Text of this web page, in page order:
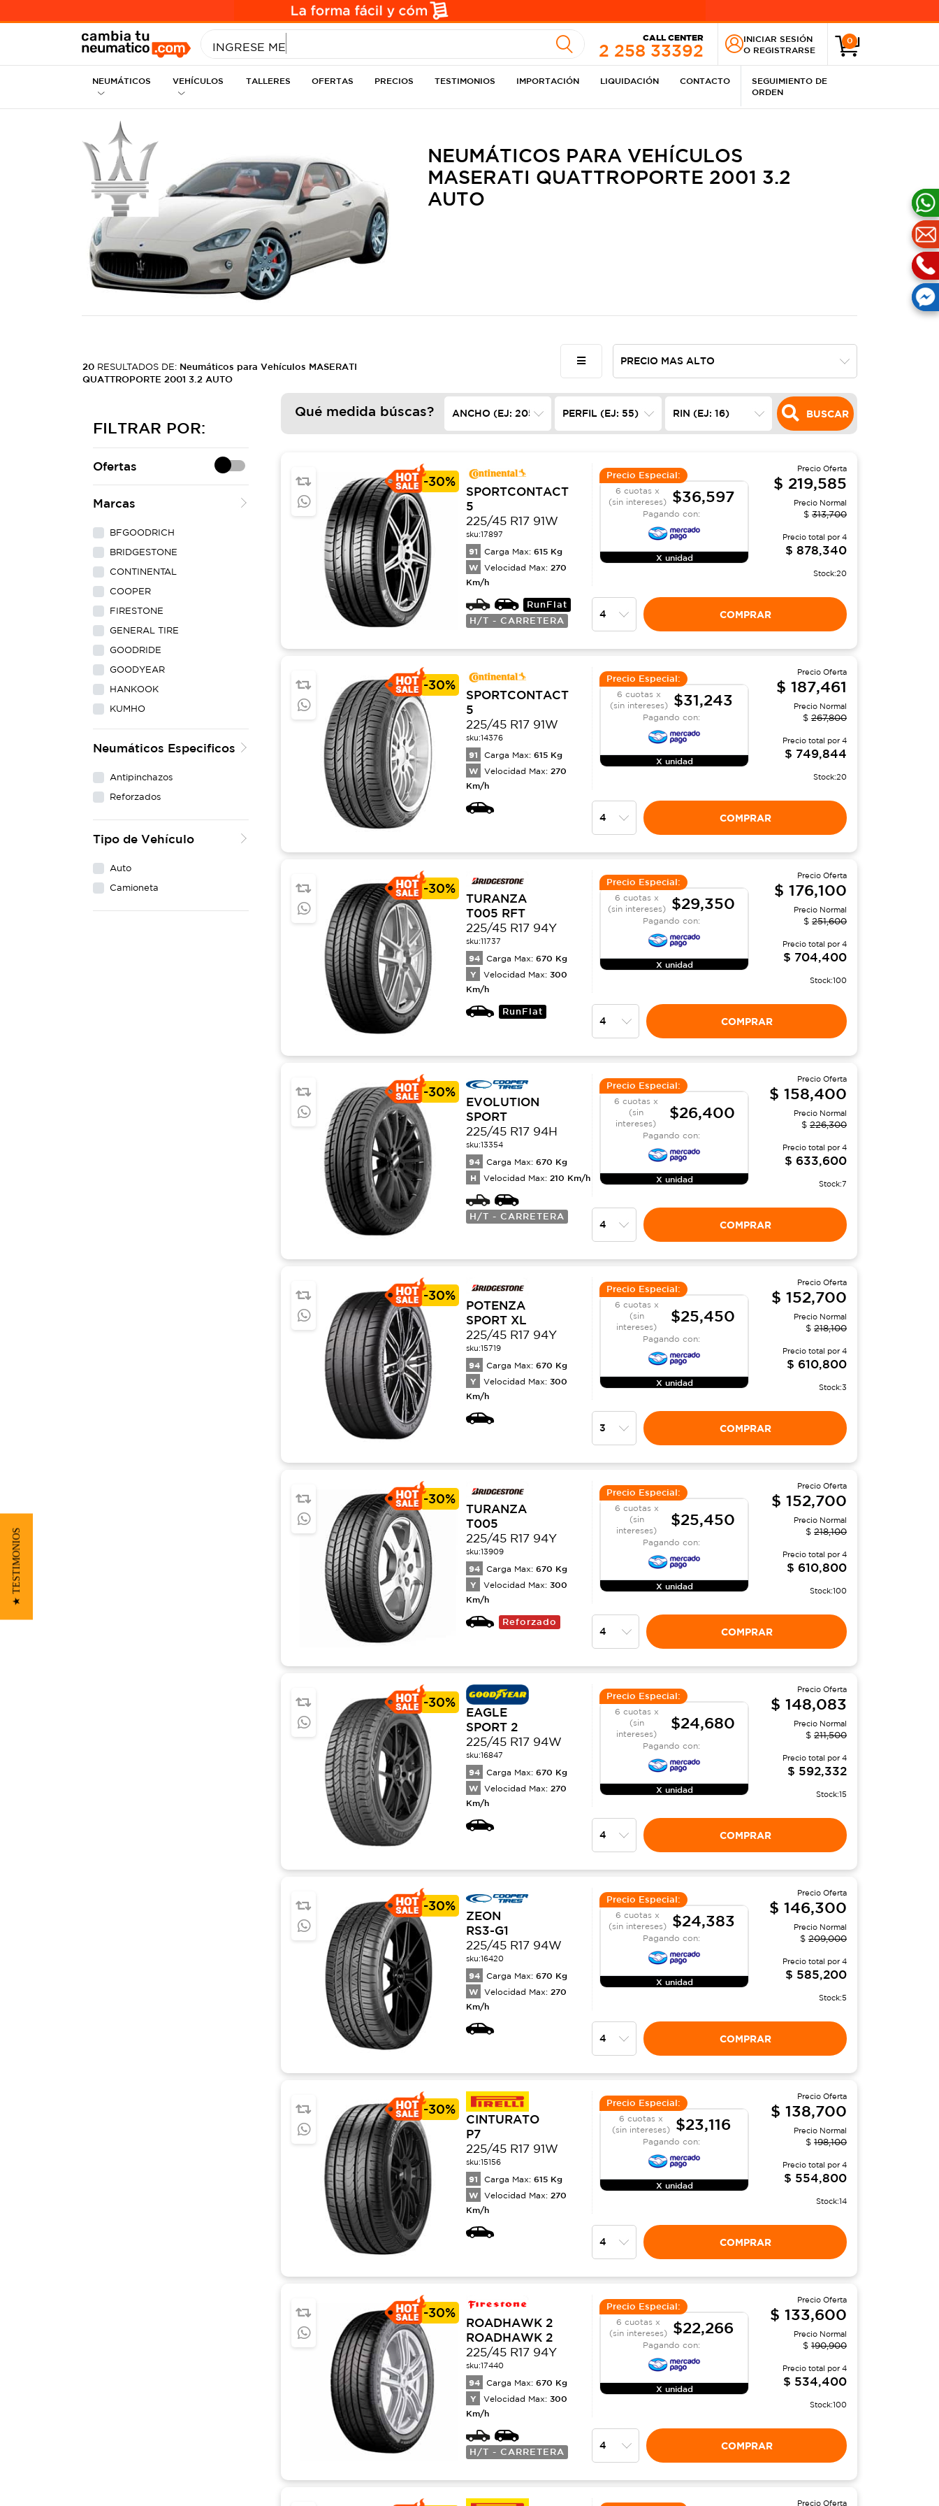
INGRESE MEDIDA
CALL CENTER
2 258 33392
INICIAR SESIÓN
O REGISTRARSE
0
NEUMÁTICOS VEHÍCULOS TALLERES OFERTAS PRECIOS TESTIMONIOS IMPORTACIÓN LIQUIDACIÓN CONTACTO
SEGUIMIENTO DE
ORDEN
NEUMÁTICOS PARA VEHÍCULOS
MASERATI QUATTROPORTE 2001 3.2
AUTO
20 RESULTADOS DE: Neumáticos para Vehículos MASERATI
QUATTROPORTE 2001 3.2 AUTO
FILTRAR POR:
Ofertas
Marcas
BFGOODRICH
BRIDGESTONE
CONTINENTAL
COOPER
FIRESTONE
GENERAL TIRE
GOODRIDE
GOODYEAR
HANKOOK
KUMHO
LING LONG
MAXXIS
YOKOHAMA
Neumáticos Especificos
Antipinchazos
Reforzados
Tipo de Vehículo
Auto
Camioneta
Qué medida búscas? BUSCAR
-30%
SPORTCONTACT
5
225/45 R17 91W
sku:17897
91 Carga Max: 615 Kg
W Velocidad Max: 270
Km/h
RunFlat
H/T - CARRETERA
Precio Especial:
6 cuotas x
(sin intereses)
$36,597
Pagando con:
X unidad
Precio Oferta
$ 219,585
Precio Normal
$ 313,700
Precio total por4
$ 878,340
Stock:20
COMPRAR
-30%
SPORTCONTACT
5
225/45 R17 91W
sku:14376
91 Carga Max: 615 Kg
W Velocidad Max: 270
Km/h
Precio Especial:
6 cuotas x
(sin intereses)
$31,243
Pagando con:
X unidad
Precio Oferta
$ 187,461
Precio Normal
$ 267,800
Precio total por4
$ 749,844
Stock:20
COMPRAR
-30%
TURANZA
T005 RFT
225/45 R17 94Y
sku:11737
94 Carga Max: 670 Kg
Y Velocidad Max: 300
Km/h
RunFlat
Precio Especial:
6 cuotas x
(sin intereses)
$29,350
Pagando con:
X unidad
Precio Oferta
$ 176,100
Precio Normal
$ 251,600
Precio total por4
$ 704,400
Stock:100
COMPRAR
-30%
EVOLUTION
SPORT
225/45 R17 94H
sku:13354
94 Carga Max: 670 Kg
H Velocidad Max: 210 Km/h
H/T - CARRETERA
Precio Especial:
6 cuotas x
(sin
intereses)
$26,400
Pagando con:
X unidad
Precio Oferta
$ 158,400
Precio Normal
$ 226,300
Precio total por4
$ 633,600
Stock:7
COMPRAR
-30%
POTENZA
SPORT XL
225/45 R17 94Y
sku:15719
94 Carga Max: 670 Kg
Y Velocidad Max: 300
Km/h
Precio Especial:
6 cuotas x
(sin
intereses)
$25,450
Pagando con:
X unidad
Precio Oferta
$ 152,700
Precio Normal
$ 218,100
Precio total por4
$ 610,800
Stock:3
COMPRAR
-30%
TURANZA
T005
225/45 R17 94Y
sku:13909
94 Carga Max: 670 Kg
Y Velocidad Max: 300
Km/h
Reforzado
Precio Especial:
6 cuotas x
(sin
intereses)
$25,450
Pagando con:
X unidad
Precio Oferta
$ 152,700
Precio Normal
$ 218,100
Precio total por4
$ 610,800
Stock:100
COMPRAR
-30%
EAGLE
SPORT 2
225/45 R17 94W
sku:16847
94 Carga Max: 670 Kg
W Velocidad Max: 270
Km/h
Precio Especial:
6 cuotas x
(sin
intereses)
$24,680
Pagando con:
X unidad
Precio Oferta
$ 148,083
Precio Normal
$ 211,500
Precio total por4
$ 592,332
Stock:15
COMPRAR
-30%
ZEON
RS3-G1
225/45 R17 94W
sku:16420
94 Carga Max: 670 Kg
W Velocidad Max: 270
Km/h
Precio Especial:
6 cuotas x
(sin intereses)
$24,383
Pagando con:
X unidad
Precio Oferta
$ 146,300
Precio Normal
$ 209,000
Precio total por4
$ 585,200
Stock:5
COMPRAR
-30%
CINTURATO
P7
225/45 R17 91W
sku:15156
91 Carga Max: 615 Kg
W Velocidad Max: 270
Km/h
Precio Especial:
6 cuotas x
(sin intereses)
$23,116
Pagando con:
X unidad
Precio Oferta
$ 138,700
Precio Normal
$ 198,100
Precio total por4
$ 554,800
Stock:14
COMPRAR
-30%
ROADHAWK 2
ROADHAWK 2
225/45 R17 94Y
sku:17440
94 Carga Max: 670 Kg
Y Velocidad Max: 300
Km/h
H/T - CARRETERA
Precio Especial:
6 cuotas x
(sin intereses)
$22,266
Pagando con:
X unidad
Precio Oferta
$ 133,600
Precio Normal
$ 190,900
Precio total por4
$ 534,400
Stock:100
COMPRAR
Precio Oferta
★ TESTIMONIOS